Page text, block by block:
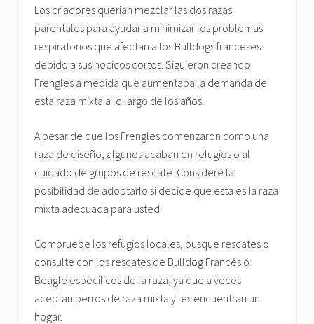
Los criadores querían mezclar las dos razas
parentales para ayudar a minimizar los problemas
respiratorios que afectan a los Bulldogs franceses
debido a sus hocicos cortos. Siguieron creando
Frengles a medida que aumentaba la demanda de
esta raza mixta a lo largo de los años.
A pesar de que los Frengles comenzaron como una
raza de diseño, algunos acaban en refugios o al
cuidado de grupos de rescate. Considere la
posibilidad de adoptarlo si decide que esta es la raza
mixta adecuada para usted.
Compruebe los refugios locales, busque rescates o
consulte con los rescates de Bulldog Francés o
Beagle específicos de la raza, ya que a veces
aceptan perros de raza mixta y les encuentran un
hogar.